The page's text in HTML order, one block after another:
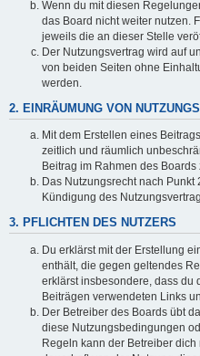
Wenn du mit diesen
das Board nicht weiter nutzen.
jeweils die an dieser Stelle
Der Nutzungsvertrag wird auf
von beiden Seiten ohne
werden.
2. EINRÄUMUNG VON
Mit dem Erstellen eines
zeitlich und räumlich
Beitrag im Rahmen des Boards
Das Nutzungsrecht nach
Kündigung des
3. PFLICHTEN DES NUTZERS
Du erklärst mit der Erstellung
enthält, die gegen geltendes
erklärst insbesondere, dass du
Beiträgen verwendeten Links
Der Betreiber des Boards übt
diese Nutzungsbedingungen
Regeln kann der Betreiber